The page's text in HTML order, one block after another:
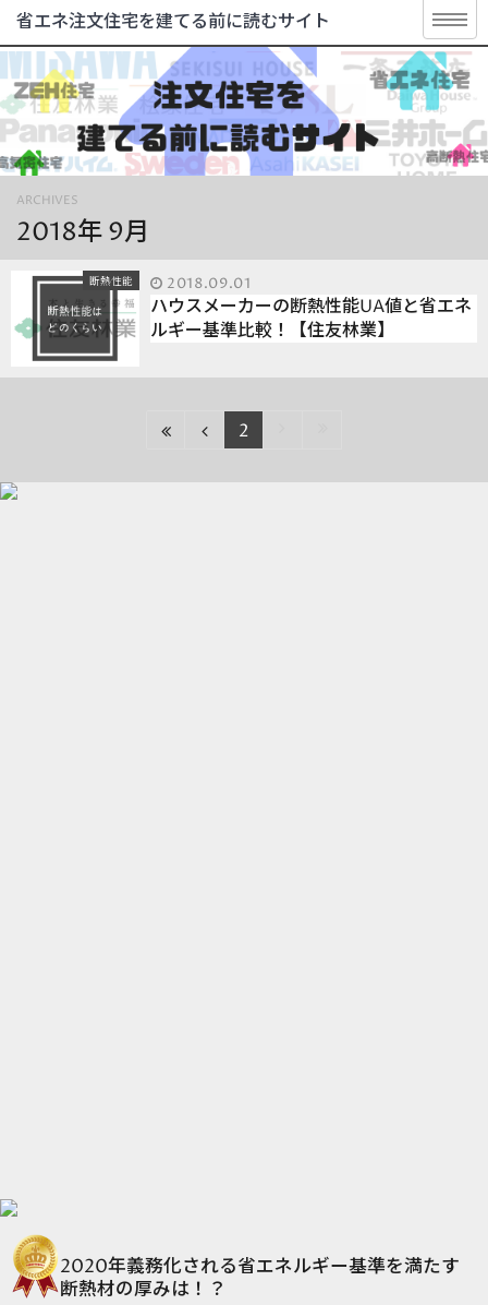
省エネ注文住宅を建てる前に読むサイト
ARCHIVES
2018年 9月
断熱性能 2018.09.01
ハウスメーカーの断熱性能UA値と省エネ
ルギー基準比較！【住友林業】
2
2020年義務化される省エネルギー基準を満たす
断熱材の厚みは！？